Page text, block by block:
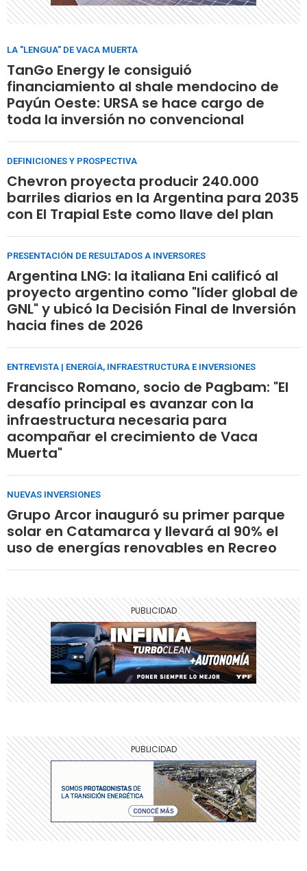
LA "LENGUA" DE VACA MUERTA
TanGo Energy le consiguió
financiamiento al shale mendocino de
Payún Oeste: URSA se hace cargo de
toda la inversión no convencional
DEFINICIONES Y PROSPECTIVA
Chevron proyecta producir 240.000
barriles diarios en la Argentina para 2035
con El Trapial Este como llave del plan
PRESENTACIÓN DE RESULTADOS A INVERSORES
Argentina LNG: la italiana Eni calificó al
proyecto argentino como "líder global de
GNL" y ubicó la Decisión Final de Inversión
hacia fines de 2026
ENTREVISTA | ENERGÍA, INFRAESTRUCTURA E INVERSIONES
Francisco Romano, socio de Pagbam: "El
desafío principal es avanzar con la
infraestructura necesaria para
acompañar el crecimiento de Vaca
Muerta"
NUEVAS INVERSIONES
Grupo Arcor inauguró su primer parque
solar en Catamarca y llevará al 90% el
uso de energías renovables en Recreo